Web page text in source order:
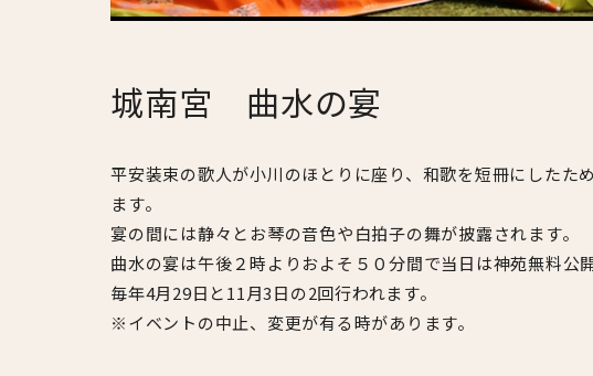
城南宮 曲水の宴
平安装束の歌人が小川のほとりに座り、和歌を短冊にした
ます。
宴の間には静々とお琴の音色や白拍子の舞が披露されます。
曲水の宴は午後２時よりおよそ５０分間で当日は神苑無料公
毎年4月29日と11月3日の2回行われます。
※イベントの中止、変更が有る時があります。